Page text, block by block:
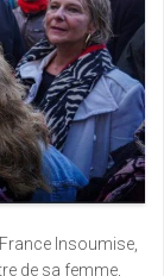
Insoumise,
de sa femme,